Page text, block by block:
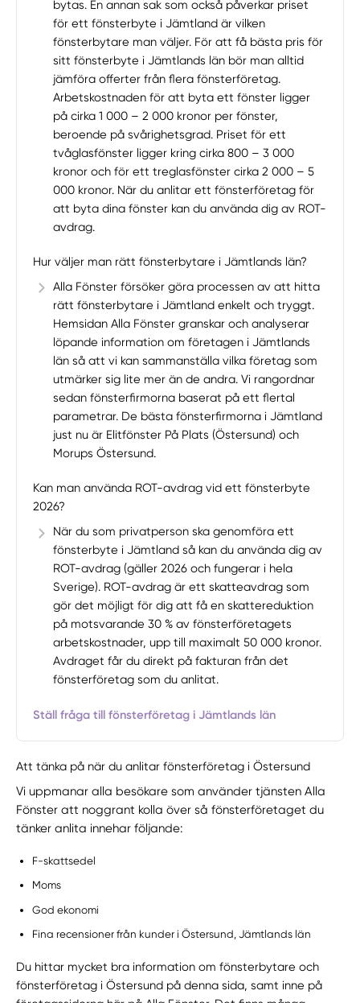
bytas. En annan sak som också påverkar priset
för ett fönsterbyte i Jämtland är vilken
fönsterbytare man väljer. För att få bästa pris för
sitt fönsterbyte i Jämtlands län bör man alltid
jämföra offerter från flera fönsterföretag.
Arbetskostnaden för att byta ett fönster ligger
på cirka 1 000 – 2 000 kronor per fönster,
beroende på svårighetsgrad. Priset för ett
tvåglasfönster ligger kring cirka 800 – 3 000
kronor och för ett treglasfönster cirka 2 000 – 5
000 kronor. När du anlitar ett fönsterföretag för
att byta dina fönster kan du använda dig av ROT-
avdrag.
Hur väljer man rätt fönsterbytare i Jämtlands län?
Alla Fönster försöker göra processen av att hitta
rätt fönsterbytare i Jämtland enkelt och tryggt.
Hemsidan Alla Fönster granskar och analyserar
löpande information om företagen i Jämtlands
län så att vi kan sammanställa vilka företag som
utmärker sig lite mer än de andra. Vi rangordnar
sedan fönsterfirmorna baserat på ett flertal
parametrar. De bästa fönsterfirmorna i Jämtland
just nu är Elitfönster På Plats (Östersund) och
Morups Östersund.
Kan man använda ROT-avdrag vid ett fönsterbyte
2026?
När du som privatperson ska genomföra ett
fönsterbyte i Jämtland så kan du använda dig av
ROT-avdrag (gäller 2026 och fungerar i hela
Sverige). ROT-avdrag är ett skatteavdrag som
gör det möjligt för dig att få en skattereduktion
på motsvarande 30 % av fönsterföretagets
arbetskostnader, upp till maximalt 50 000 kronor.
Avdraget får du direkt på fakturan från det
fönsterföretag som du anlitat.
Ställ fråga till fönsterföretag i Jämtlands län
Att tänka på när du anlitar fönsterföretag i Östersund
Vi uppmanar alla besökare som använder tjänsten Alla
Fönster att noggrant kolla över så fönsterföretaget du
tänker anlita innehar följande:
F-skattsedel
Moms
God ekonomi
Fina recensioner från kunder i Östersund, Jämtlands län
Du hittar mycket bra information om fönsterbytare och
fönsterföretag i Östersund på denna sida, samt inne på